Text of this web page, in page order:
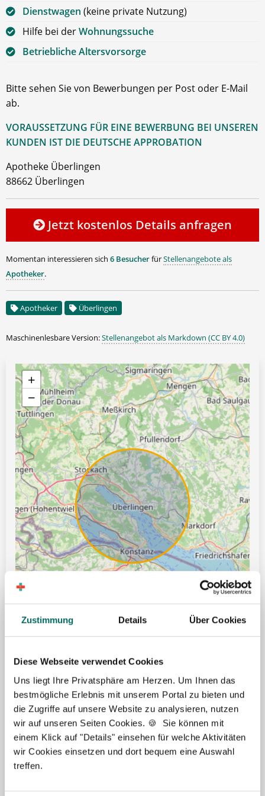
Zustimmung Details Über Cookies
Diese Webseite verwendet Cookies
Uns liegt Ihre Privatsphäre am Herzen. Um Ihnen das
bestmögliche Erlebnis mit unserem Portal zu bieten und
die Zugriffe auf unsere Website zu analysieren, nutzen
wir auf unseren Seiten Cookies. 🍪 Sie können mit
einem Klick auf "Details" einsehen für welche Aktivitäten
wir Cookies einsetzen und dort bequem eine Auswahl
treffen.
Dienstwagen (keine private Nutzung)
Hilfe bei derWohnungssuche
Betriebliche Altersvorsorge
Bitte sehen Sie von Bewerbungen per Post oder E-Mail
ab.
VORAUSSETZUNG FÜR EINE BEWERBUNG BEI UNSEREN
KUNDEN IST DIE DEUTSCHE APPROBATION
Apotheke Überlingen
88662 Überlingen
Jetzt kostenlos Details anfragen
Momentan interessieren sich 6 BesucherfürStellenangebote als
Apotheker.
Apotheker Überlingen
Maschinenlesbare Version:Stellenangebot als Markdown (CC BY 4.0)
+
−
Ticket für öffentliche Verkehrsmittel
Gute Erreichbarkeit mit öffentlichen Verkehrsmitteln
Dienstwagen
Hilfe bei Wohnungssuche
Weihnachtsgeld